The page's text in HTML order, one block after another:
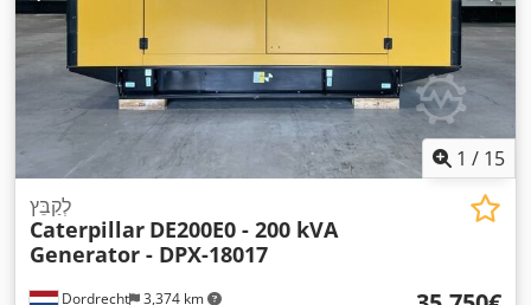
1 / 15
Dordrecht 3,374 km
לְקַבֵּץ
Caterpillar DE200E0 - 200 kVA
Generator - DPX-18017